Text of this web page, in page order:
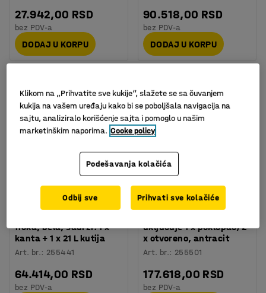
27.942,00 RSD
bez PDV-a
DODAJ U KORPU
90.518,00 RSD
bez PDV-a
DODAJ U KORPU
Jedinica za sortiranje
fioka, bela, sadrži: 1 x
kanta + 1 x 21 L kutija
Art. br.: 255441
64.414,00 RSD
bez PDV-a
Jedinica za sortiranje
uključuje 1 x poklopac/2
x otvoreno, antracit
Art. br.: 255501
177.618,00 RSD
bez PDV-a
Klikom na „Prihvatite sve kukije“, slažete se sa čuvanjem
kukija na vašem uređaju kako bi se poboljšala navigacija na
sajtu, analiziralo korišćenje sajta i pomoglo u našim
marketinškim naporima. Cooke policy
Podešavanja kolačića
Odbij sve Prihvati sve kolačiće